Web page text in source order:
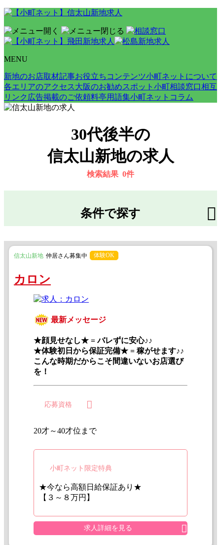
MENU
新地のお店取材記事お役立ちコンテンツ小町ネットについて
各エリアのアクセス 大阪のお勧めスポット 小町相談窓口相互
リンク 広告掲載のご依頼料亭用語集小町ネットコラム
30代後半の
信太山新地の求人
検索結果 0件
条件で探す
信太山新地 仲居さん募集中 体験OK
カロン
最新メッセージ
★顔見せなし★ = バレずに安心♪♪
★体験初日から保証完備★ = 稼がせます♪♪
こんな時期だからこそ間違いないお店選び
を！
応募資格
20才～40才位まで
小町ネット限定特典
★今なら高額日給保証あり★
【３～８万円】
求人詳細を見る